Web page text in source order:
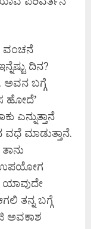
ವಂಚನೆ
ದಿನ?
ಅವನ ಬಗ್ಗೆ
ಹೋದೆ’
ಎನ್ನುತ್ತಾನೆ
ಮಾಡುತ್ತಾನೆ.
ಉಪಯೋಗ
ಯಾವುದೇ
ತನ್ನ ಬಗ್ಗೆ
ಅವಕಾಶ